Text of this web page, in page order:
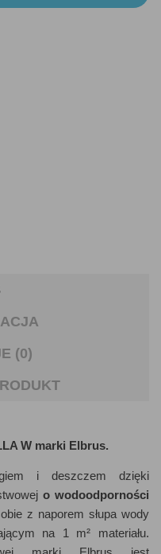
(0)
W marki Elbrus.
i deszczem dzięki
o wodoodporności
z naporem słupa wody
na 1 m² materiału.